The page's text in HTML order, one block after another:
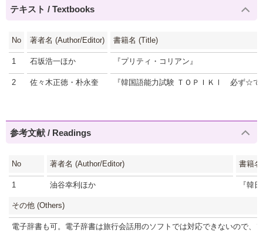
テキスト / Textbooks
No 著者名 (Author/Editor) 書籍名 (Title)
1 石坂浩一ほか 『プリティ・コリアン』
2 佐々木正徳・朴永奎 『韓国語能力試験 ＴＯＰＩＫⅠ 必ず☆で
参考文献 / Readings
No 著者名 (Author/Editor) 書籍
1 油谷幸利ほか 『韓
その他 (Others)
電子辞書も可。電子辞書は旅行会話用のソフトでは対応できないので